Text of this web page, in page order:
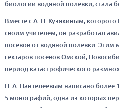
биологии водяной полевки, стала
Вместе с А. П. Кузякиным,
своим учителем, он разработал
посевов от водяной полёвки.
гектаров посевов Омской,
период катастрофического
П. А. Пантелеевым написано более
5 монографий, одна из которых